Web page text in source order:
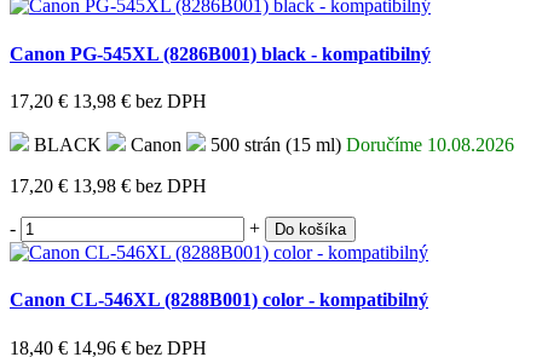
Canon PG-545XL (8286B001) black - kompatibilný
17,20 € 13,98 € bez DPH
BLACK Canon 500 strán (15 ml) Doručíme 10.08.2026
17,20 € 13,98 € bez DPH
- + Do košíka
Canon CL-546XL (8288B001) color - kompatibilný
18,40 € 14,96 € bez DPH